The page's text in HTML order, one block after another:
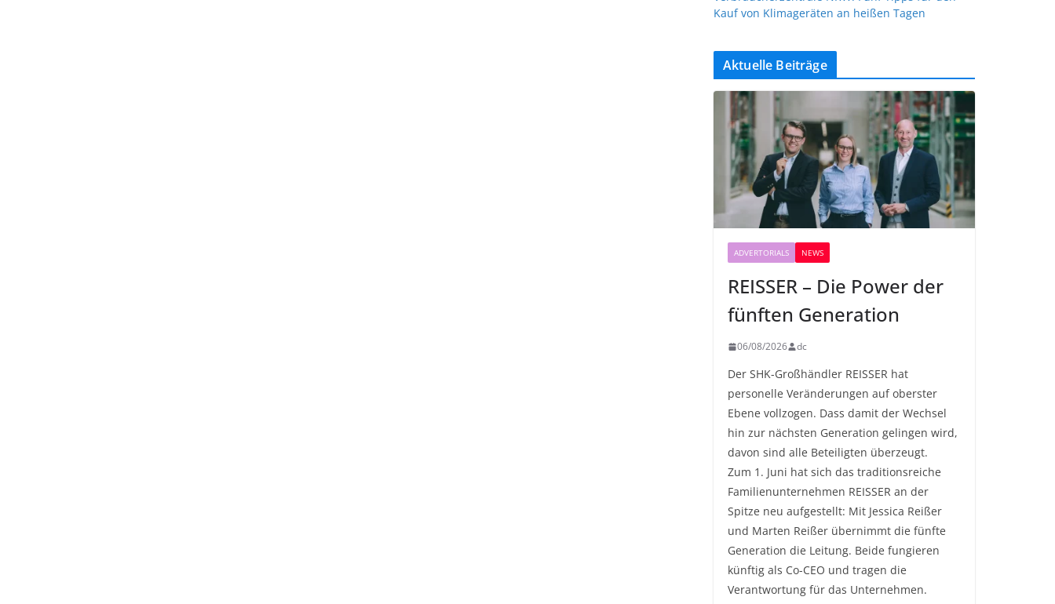
Kauf von Klimageräten an heißen Tagen
Aktuelle Beiträge
ADVERTORIALS NEWS
REISSER – Die Power der
fünften Generation
06/08/2026 dc
Der SHK-Großhändler REISSER hat
personelle Veränderungen auf oberster
Ebene vollzogen. Dass damit der Wechsel
hin zur nächsten Generation gelingen wird,
davon sind alle Beteiligten überzeugt.
Zum 1. Juni hat sich das traditionsreiche
Familienunternehmen REISSER an der
Spitze neu aufgestellt: Mit Jessica Reißer
und Marten Reißer übernimmt die fünfte
Generation die Leitung. Beide fungieren
künftig als Co-CEO und tragen die
Verantwortung für das Unternehmen.